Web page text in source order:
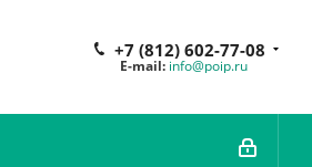
+7 (812) 602-77-08
E-mail: info@poip.ru